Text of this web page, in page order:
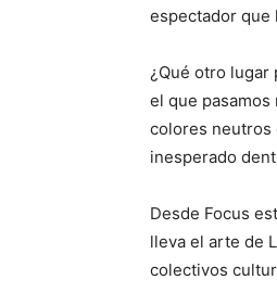
espectador que
¿Qué otro lugar
el que
colores neutros
inesperado
Desde Focus
lleva el arte de
colectivos